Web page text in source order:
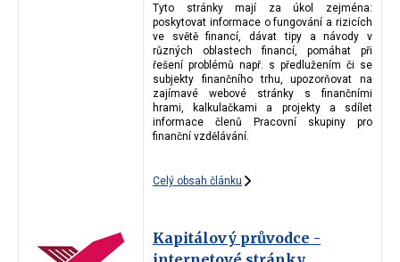
Tyto stránky mají za úkol zejména:
poskytovat informace o fungování a rizicích
ve světě financí, dávat tipy a návody v
různých oblastech financí, pomáhat při
řešení problémů např. s předlužením či se
subjekty finančního trhu, upozorňovat na
zajímavé webové stránky s finančními
hrami, kalkulačkami a projekty a sdílet
informace členů Pracovní skupiny pro
finanční vzdělávání.
Celý obsah článku
Kapitálový průvodce -